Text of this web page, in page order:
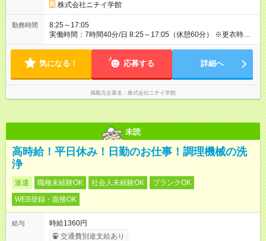
株式会社ニチイ学館
勤務時間
8:25～17:05
実働時間：7時間40分/日 8:25～17:05（休憩60分） ※更衣時間
（お着替え）含む ※残業ほとんどありません ※月11日・年間
気になる！ 応募する 詳細へ
掲載元企業名 株式会社ニチイ学館
未読
高時給！平日休み！日勤のお仕事！調理機械の洗
浄
派遣 職種未経験OK 社会人未経験OK
ブランクOK
WEB登録・面接OK
給与
時給1360円
交通費別途支給あり